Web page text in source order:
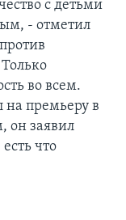
с детьми
- отметил
во всем.
премьеру в
он заявил
что